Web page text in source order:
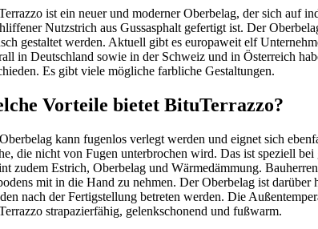
ist ein neuer und moderner Oberbelag, der sich auf
Nutzstrich aus Gussasphalt gefertigt ist. Der
gestaltet werden. Aktuell gibt es europaweit elf
in Deutschland sowie in der Schweiz und in Österreich
Es gibt viele mögliche farbliche Gestaltungen.
Vorteile bietet BituTerrazzo?
kann fugenlos verlegt werden und eignet sich
die nicht von Fugen unterbrochen wird. Das ist speziell
zudem Estrich, Oberbelag und Wärmedämmung.
mit in die Hand zu nehmen. Der Oberbelag ist darüber
nach der Fertigstellung betreten werden. Die
strapazierfähig, gelenkschonend und fußwarm.